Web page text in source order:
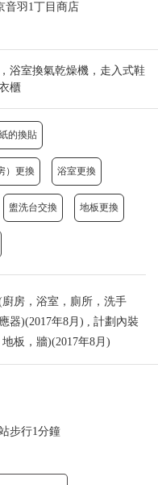
音羽1丁目商店
浴室換氣乾燥機，走入式鞋
櫃
的換貼
）更換 浴室更換
盥洗台交換 地板更換
房，浴室，廁所，洗手
器)(2017年8月) , 計劃內裝
板，牆)(2017年8月)
步行1分鐘